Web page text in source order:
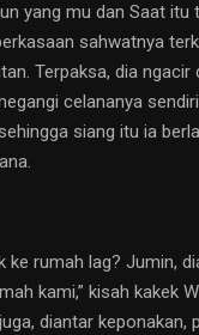
yang mu dan Saat itu
sahwatnya
Terpaksa, dia ngacir
celananya
siang itu ia
ke rumah lag? Jumin,
kami,” kisah kakek
diantar keponakan,